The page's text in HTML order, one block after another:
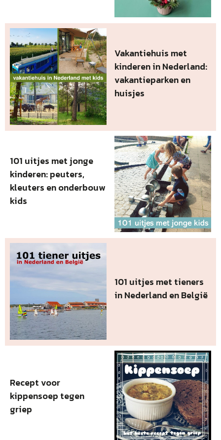
Vakantiehuis met
kinderen in Nederland:
vakantieparken en
huisjes
101 uitjes met jonge
kinderen: peuters,
kleuters en onderbouw
kids
101 uitjes met tieners
in Nederland en België
Recept voor
kippensoep tegen
griep